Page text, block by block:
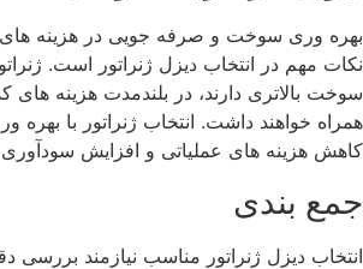
بهره ‌وری سوخت و صرفه ‌جویی در هزینه ‌های
نکات مهم در انتخاب دیزل ژنراتور است.
سوخت بالاتری دارند، در بلندمدت هزینه ‌های
همراه خواهند داشت. انتخاب ژنراتور با بهره
کاهش هزینه ‌های عملیاتی و افزایش
جمع بندی
انتخاب دیزل ژنراتور مناسب نیازمند بررسی